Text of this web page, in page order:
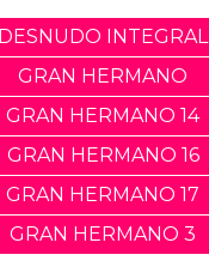
DESNUDO INTEGRAL
GRAN HERMANO
GRAN HERMANO 14
GRAN HERMANO 16
GRAN HERMANO 17
GRAN HERMANO 3